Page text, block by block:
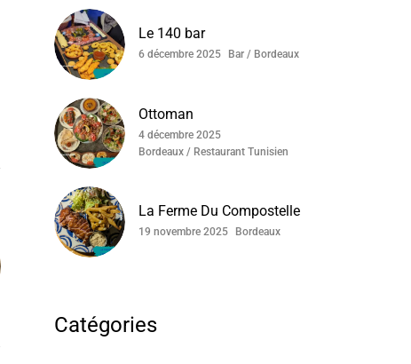
Le 140 bar
6 décembre 2025 Bar / Bordeaux
Ottoman
4 décembre 2025
Bordeaux / Restaurant Tunisien
La Ferme Du Compostelle
19 novembre 2025 Bordeaux
Catégories